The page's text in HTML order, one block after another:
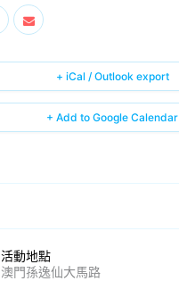
+ Add to Google Calendar
+ iCal / Outlook export
活動地點
澳門孫逸仙大馬路